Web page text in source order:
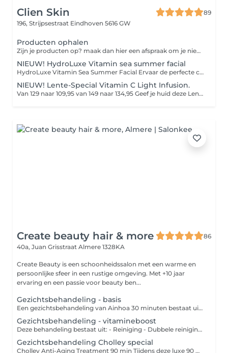
Clien Skin
89
196, Strijpsestraat Eindhoven 5616 GW
Producten ophalen
Zijn je producten op? maak dan hier een afspraak om je nieuwe producten weer op te komen halen.
NIEUW! HydroLuxe Vitamin sea summer facial
HydroLuxe Vitamin Sea Summer Facial Ervaar de perfecte combinatie van luxe, ontspanning en huidverbetering. De HydroLuxe Vitamin Sea Summer Facial is speciaal ontwikkeld om je huid tijdens de zomer intens te hydrateren, te beschermen en een prachtige, gezonde glow te geven. Met krachtige vitamine C, zuurstof, antioxidanten en verkoelende cryoglobes wordt de huid gevoed, gekalmeerd en gestimuleerd om collageen aan te maken. De behandeling laat je huid direct frisser, egaler en zichtbaar stralender achter. Na de behandeling geniet je van: Een frisse, gezonde glow Intense hydratatie Kalmering en herstel van de huid Bescherming tegen zomerse invloeden Een ontspannen én zichtbaar stralende huid
NIEUW! Lente-Special Vitamin C Light Infusion.
Van 129 naar 109,95 van 149 naar 134,95 Geef je huid deze Lente een stralende boost. Tijdens de Special HydroPeptide Vitamin C Light Infusion facial geniet je van diepe ontspanning, warme compressen, Cryotreatment en een zorgvuldig opgebouwde glow-behandeling met verhelderende enzymen, vitamine C en zuurstofwerkstoffen. Het collageenlicht van de Beauty Angel ELT laat je huid zichtbaar oplichten, voller ogen en direct glanzen met een gezonde zomerse Glow De behandeling wordt afgesloten met rijke verzorging, oogcrème, lipverzorging en een aangepaste dag- of nachtcrème. Perfect voor wie deze zomer wil stralen, comfort zoekt én intensieve huidverbetering wil combineren met pure ontspanning.
Create beauty hair & more
86
40a, Juan Grisstraat Almere 1328KA
Create Beauty is een schoonheidssalon met een warme en
persoonlijke sfeer in een rustige omgeving. Met +10 jaar
ervaring en een passie voor beauty ben...
Gezichtsbehandeling - basis
Een gezichtsbehandeling van Ainhoa 30 minuten bestaat uit: - Reiniging - Dubbele reiniging - Scrub - Onzuiverheden verwijderen - Masker - Dagverzorging naar huidtype - Advies Een gezichtsbehandeling van Ainhoa 60 minuten bestaat uit: - Reiniging - Dubbele reiniging - Scrub - Onzuiverheden verwijderen - Epileren - Masker -Massage - Oogzone verzorging - Dagverzorging naar huidtype - Advies Een gezichtsbehandeling van Ainhoa 90 minuten bestaat uit: - Reiniging - Dubbele reiniging - Peeling - Onzuiverheden verwijderen - Wenkbrauwen epileren - Rug Massage - Masker - Oogzone verzorging - Dagverzorging naar huidtype - Advies - BAIMS makeup touch up - Marc Inbane Spraytan
Gezichtsbehandeling - vitamineboost
Deze behandeling bestaat uit: - Reiniging - Dubbele reiniging - Onzuiverheden verwijderen - Epileren - Vliesmasker - Ampul - Massage - Massage Cupping - Huidverbeterende massage tool - Dagverzorging naar huidtype - Advies -Marc Inbane Spray tan
Gezichtsbehandeling Cholley special
Cholley Anti-Aging Treatment 90 min Tijdens deze luxe 90 minuten durende anti-aging behandeling staat huidverbetering centraal. De behandeling begint met een dieptereiniging en voorbereiding van de huid, waarna gespecialiseerde Cholley producten worden aangebracht die gericht zijn op collageenstimulatie, hydratatie en herstel. Door middel van speciale tools en intensief werkende serums worden de actieve ingrediënten diep in de huid gebracht voor een maximaal resultaat. Een luxe huidverbeterende gezichtsbehandeling met het high-end Zwitserse merk Cholley. Deze behandeling focust op huidverjonging, versteviging en intensief herstel door middel van actieve ingrediënten, speciale tools, diepwerkende maskers en LED-lichttherapie. De huid wordt zichtbaar gladder, steviger en stralender. Ideaal bij huidveroudering, verslapping, fijne lijntjes en een doffe teint. incl Marc Inbane facial spray tan Infrarood Light thearpie Liroma Light therapie Collagen eye pads Skin scrubber Epileren of waxen Verven Advies